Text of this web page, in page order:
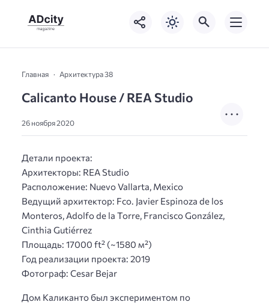
Главная Архитектура 38
Calicanto House / REA Studio
26 ноября 2020
Детали проекта:
Архитекторы: REA Studio
Расположение: Nuevo Vallarta, Mexico
Ведущий архитектор: Fco. Javier Espinoza de los
Monteros, Adolfo de la Torre, Francisco González,
Cinthia Gutiérrez
Площадь: 17000 ft² (~1580 м²)
Год реализации проекта: 2019
Фотограф: Cesar Bejar
Дом Каликанто был экспериментом по